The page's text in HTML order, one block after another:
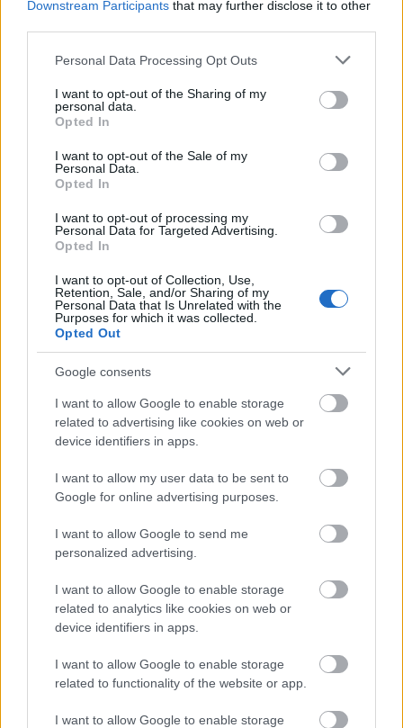
Downstream Participants that may further disclose it to other
Please note that this website/app uses one or more Google
not limited to your visit or usage behaviour. You may click to
grant or deny consent to Google and its third-party tags to
use your data for below specified purposes in below Google
consent section.
Personal Data Processing Opt Outs
I want to opt-out of the Sharing of my
personal data.
Opted In
I want to opt-out of the Sale of my
Personal Data.
Opted In
I want to opt-out of processing my
Personal Data for Targeted Advertising.
Opted In
I want to opt-out of Collection, Use,
Retention, Sale, and/or Sharing of my
Personal Data that Is Unrelated with the
Purposes for which it was collected.
Opted Out
Google consents
I want to allow Google to enable storage
related to advertising like cookies on web or
device identifiers in apps.
I want to allow my user data to be sent to
Google for online advertising purposes.
I want to allow Google to send me
personalized advertising.
I want to allow Google to enable storage
related to analytics like cookies on web or
device identifiers in apps.
I want to allow Google to enable storage
related to functionality of the website or app.
I want to allow Google to enable storage
Novák Jánosfelidézte, hogy aBors néni
végigkísérte
a színház növekedésének történetét, mára szinte
összeforrt a Kolibri nevével, így a darabon már a
sokadik generáció nő föl. Egy rendhagyó Egyetemi
Színpadi előadásról is szót ejtett, amikor ikerlányai
háromévesen közös futóbab-táncra a színpadra
jöttek, a jelenet végén kétfelől a lábába
kapaszkodtak, és nem akartak visszamenni a
többiekkel együtt a nézőtérre. "Ennek az lett a vége,
hogy fölborult a rend, a gyerek visszalopakodtak a
színpadra, egészen addig, míg olyan sokan lettünk,
hogy se függönytereszteni, se díszletet állítani nem
lehetett már. Aki mikrofonhoz jutott énekelt, így
ment le a Bors néni. Azt hittem ez a világvége, mikor
kipirult arcccal, lelkes szülők szaladtak hozzám.
Ilyen csodában még nem volt részünk! – mondták.
Mindenkinek rettenetesen tetszett a dolog. Azóta
magam is a legfelkavaróbb előadások közé sorolom
ezt az előadást" - mesélte a rendező, aki a Talla
Galla című dallal nyitotta meg a kiállítást, majd
köszönetet mondott azoknak, akik az eddigiekben